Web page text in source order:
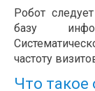
Робот
базу
частоту
Что такое